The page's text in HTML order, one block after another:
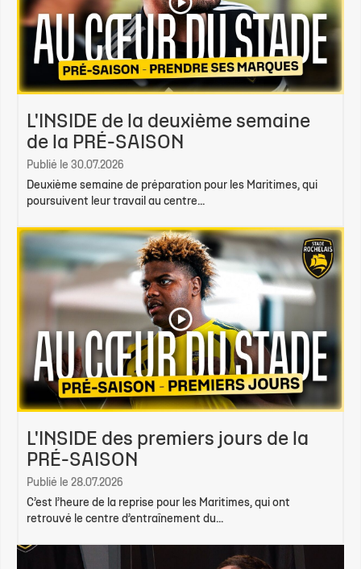
L'INSIDE de la deuxième semaine
de la PRÉ-SAISON
Publié le 30.07.2026
Deuxième semaine de préparation pour les Maritimes, qui
poursuivent leur travail au centre...
L'INSIDE des premiers jours de la
PRÉ-SAISON
Publié le 28.07.2026
C’est l’heure de la reprise pour les Maritimes, qui ont
retrouvé le centre d’entraînement du...